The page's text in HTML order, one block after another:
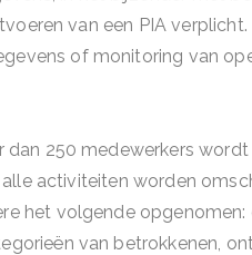
van een PIA
of monitoring van
dan 250 medewerkers
activiteiten worden
het volgende
van betrokkenen,